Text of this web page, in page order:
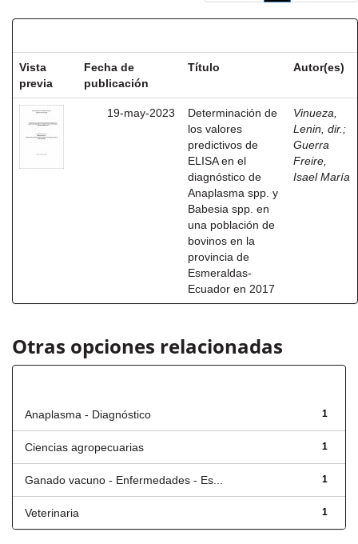
Vista
previa
Fecha de
publicación
Título Autor(es)
19-may-2023
Determinación de
los valores
predictivos de
ELISA en el
diagnóstico de
Anaplasma spp. y
Babesia spp. en
una población de
bovinos en la
provincia de
Esmeraldas-
Ecuador en 2017
Vinueza,
Lenin, dir. ;
Guerra
Freire,
Isael María
Otras opciones relacionadas
1
Anaplasma - Diagnóstico
1
Ciencias agropecuarias
1
Ganado vacuno - Enfermedades - Es...
1
Veterinaria